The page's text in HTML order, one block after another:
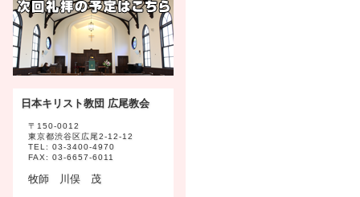
日本キリスト教団 広尾教会
〒150-0012
東京都渋谷区広尾2-12-12
TEL: 03-3400-4970
FAX: 03-6657-6011
牧師 川俣 茂